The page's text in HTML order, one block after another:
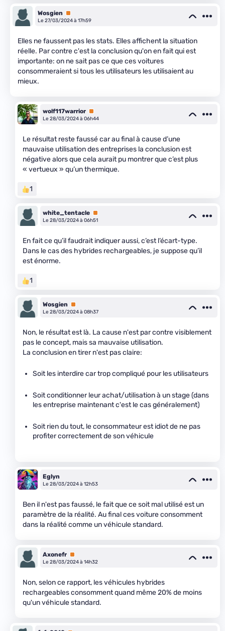
Wosgien
Premium
Le 27/03/2024 à 17h59
Elles ne faussent pas les stats. Elles affichent la situation
réelle. Par contre c'est la conclusion qu'on en fait qui est
importante: on ne sait pas ce que ces voitures
consommeraient si tous les utilisateurs les utilisaient au
mieux.
wolf117warrior Premium
Le 28/03/2024 à 06h44
Le résultat reste faussé car au final à cause d’une
mauvaise utilisation des entreprises la conclusion est
négative alors que cela aurait pu montrer que c’est plus
« vertueux » qu’un thermique.
1
white_tentacle Premium
Le 28/03/2024 à 06h51
En fait ce qu’il faudrait indiquer aussi, c’est l’écart-type.
Dans le cas des hybrides rechargeables, je suppose qu’il
est énorme.
1
Wosgien
Premium
Le 28/03/2024 à 08h37
Non, le résultat est là. La cause n'est par contre visiblement
pas le concept, mais sa mauvaise utilisation.
La conclusion en tirer n'est pas claire:
Soit les interdire car trop compliqué pour les utilisateurs
Soit conditionner leur achat/utilisation à un stage (dans
les entreprise maintenant c'est le cas généralement)
Soit rien du tout, le consommateur est idiot de ne pas
profiter correctement de son véhicule
Eglyn
Le 28/03/2024 à 12h53
Ben il n'est pas faussé, le fait que ce soit mal utilisé est un
paramètre de la réalité. Au final ces voiture consomment
dans la réalité comme un véhicule standard.
Axonefr Premium
Le 28/03/2024 à 14h32
Non, selon ce rapport, les véhicules hybrides
rechargeables consomment quand même 20% de moins
qu'un véhicule standard.